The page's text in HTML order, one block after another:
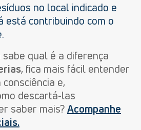
no local indicado e
está contribuindo com o
qual é a diferença
, fica mais fácil entender
e,
descartá-las
saber mais?Acompanhe